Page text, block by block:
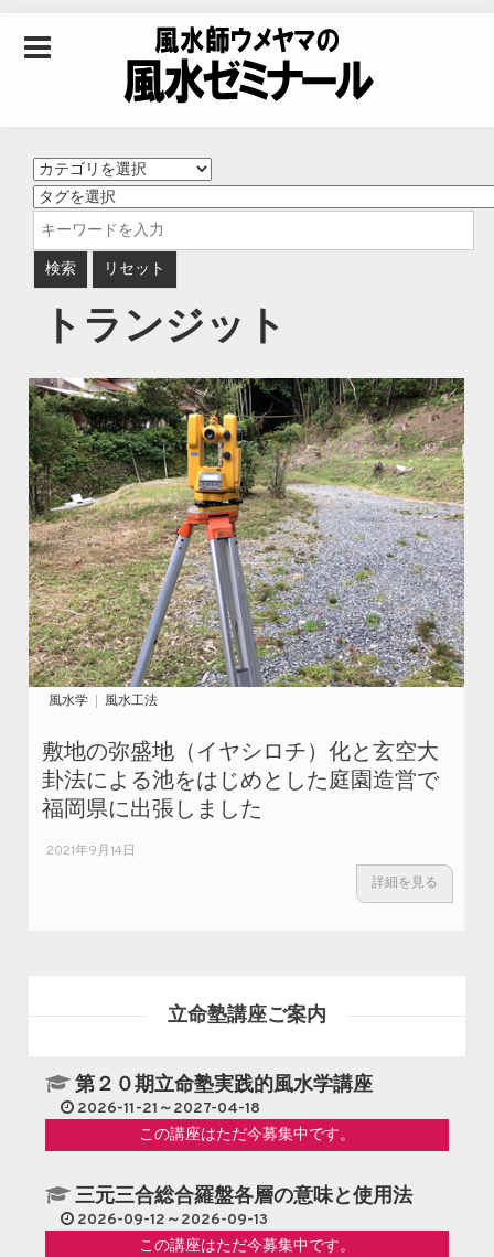
風水師ウメヤマの風
水ゼミナール｜風水
学・四柱推命学・易
学を合わせた立命講
座
トランジット
風水学 風水工法
敷地の弥盛地（イヤシロチ）化と玄空大
卦法による池をはじめとした庭園造営で
福岡県に出張しました
2021年9月14日
詳細を見る
立命塾講座ご案内
第２０期立命塾実践的風水学講座
2026-11-21～2027-04-18
この講座はただ今募集中です。
三元三合総合羅盤各層の意味と使用法
2026-09-12～2026-09-13
この講座はただ今募集中です。